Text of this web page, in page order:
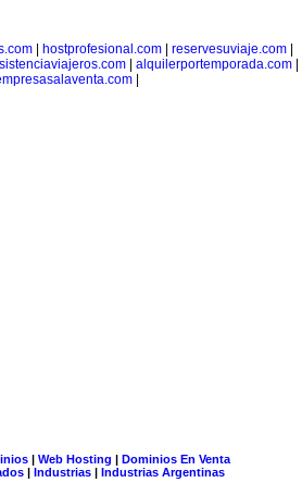
| hostprofesional.com| reservesuviaje.com|
| alquilerportemporada.com|
|
| Web Hosting | Dominios En Venta
| Industrias | Industrias Argentinas